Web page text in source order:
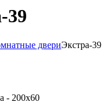
39
двериЭкстра-39
- 200х60